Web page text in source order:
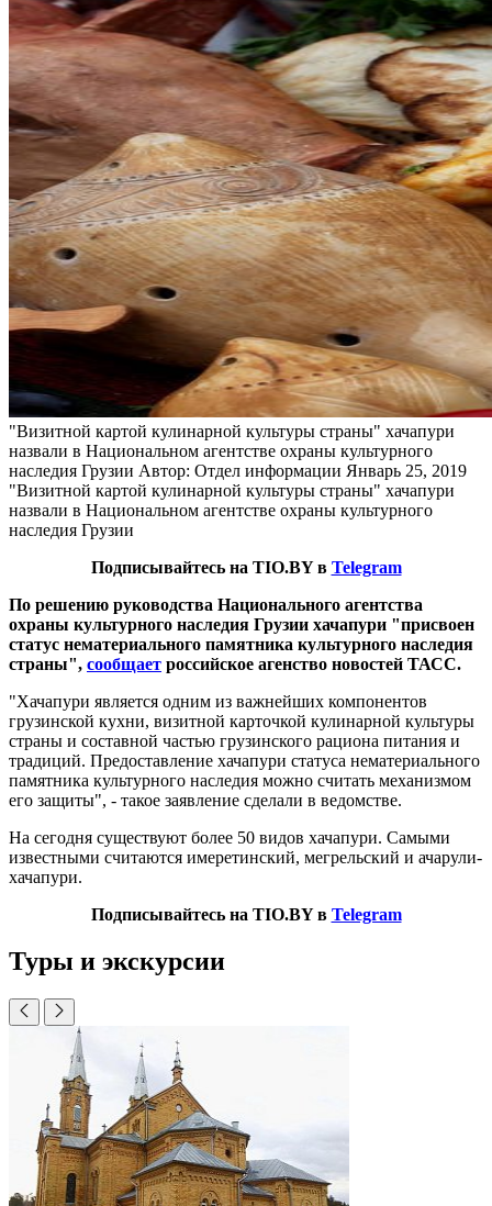
"Визитной картой кулинарной культуры страны" хачапури
назвали в Национальном агентстве охраны культурного
наследия Грузии Автор: Отдел информации Январь 25, 2019
"Визитной картой кулинарной культуры страны" хачапури
назвали в Национальном агентстве охраны культурного
наследия Грузии
Подписывайтесь на TIO.BY в Telegram
По решению руководства Национального агентства
охраны культурного наследия Грузии хачапури "присвоен
статус нематериального памятника культурного наследия
страны", сообщает российское агенство новостей ТАСС.
"Хачапури является одним из важнейших компонентов
грузинской кухни, визитной карточкой кулинарной культуры
страны и составной частью грузинского рациона питания и
традиций. Предоставление хачапури статуса нематериального
памятника культурного наследия можно считать механизмом
его защиты", - такое заявление сделали в ведомстве.
На сегодня существуют более 50 видов хачапури. Самыми
известными считаются имеретинский, мегрельский и ачарули-
хачапури.
Подписывайтесь на TIO.BY в Telegram
Туры и экскурсии